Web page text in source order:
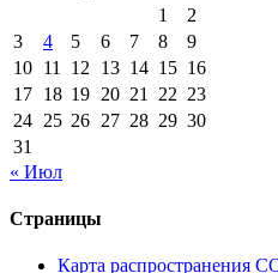
1
2
3
4 5 6 7 8
9
10 11 12 13 14 15 16
17 18 19 20 21 22 23
24 25 26 27 28 29 30
31
« Июл
Страницы
Карта распространения